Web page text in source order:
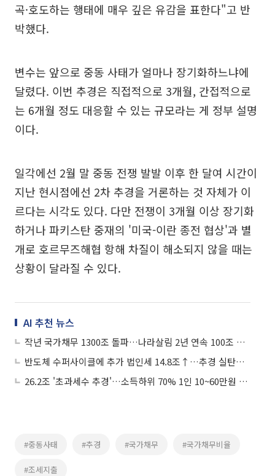
곡·호도하는 행태에 매우 깊은 유감을 표한다"고 반
박했다.
변수는 앞으로 중동 사태가 얼마나 장기화하느냐에
달렸다. 이번 추경은 직접적으로 3개월, 간접적으로
는 6개월 정도 대응할 수 있는 규모라는 게 정부 설명
이다.
일각에선 2월 말 중동 전쟁 발발 이후 한 달여 시간이
지난 현시점에선 2차 추경을 거론하는 것 자체가 이
르다는 시각도 있다. 다만 전쟁이 3개월 이상 장기화
하거나 파키스탄 중재의 '미국-이란 종전 협상'과 별
개로 호르무즈해협 항해 차질이 해소되지 않을 때는
상황이 달라질 수 있다.
AI 추천 뉴스
작년 국가채무 1300조 돌파…나라살림 2년 연속 100조 적자
반도체 수퍼사이클에 추가 법인세 14.8조↑…추경 실탄으로
26.2조 '초과세수 추경'…소득하위 70% 1인 10~60만원 준다
#중동사태 #추경 #국가채무 #국가채무비율
#조세지출